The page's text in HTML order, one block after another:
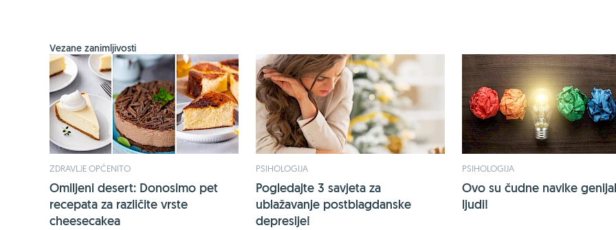
Vezane zanimljivosti
ZDRAVLJE OPĆENITO
Omiljeni desert: Donosimo pet
recepata za različite vrste
cheesecakea
PSIHOLOGIJA
Pogledajte 3 savjeta za
ublažavanje postblagdanske
depresije!
PSIHOLOGIJA
Ovo su čudne navike
ljudi!